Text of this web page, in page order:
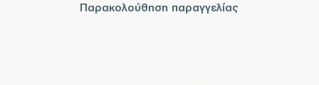
Παρακολούθηση παραγγελίας